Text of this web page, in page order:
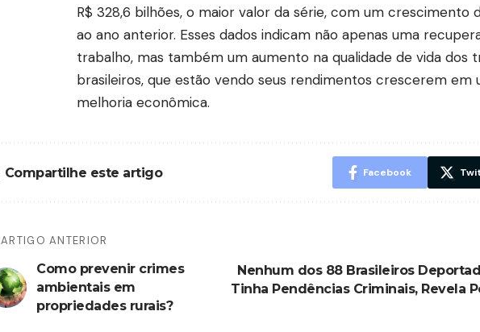
R$ 328,6 bilhões, o maior valor da série, com um crescimento
ao ano anterior. Esses dados indicam não apenas uma
trabalho, mas também um aumento na qualidade de vida dos
brasileiros, que estão vendo seus rendimentos crescerem em
melhoria econômica.
Compartilhe este artigo Facebook
ARTIGO ANTERIOR
Como prevenir crimes
ambientais em
propriedades rurais?
Nenhum dos 88 Brasileiros
Tinha Pendências Criminais, Revela